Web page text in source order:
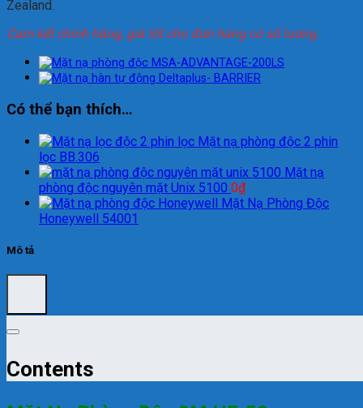
Zealand.
Cam kết chính hãng, giá tốt cho đơn hàng có số lượng.
Có thể bạn thích…
Mặt nạ phòng độc 2 phin
lọc BB.306
Mặt nạ
phòng độc nguyên mặt Unix 5100 0₫
Mặt Nạ Phòng Độc
Honeywell 54001
Mô tả
Contents